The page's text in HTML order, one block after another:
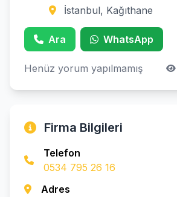
İstanbul, Kağıthane
Ara WhatsApp
Henüz yorum yapılmamış
Firma Bilgileri
Telefon
0534 795 26 16
Adres